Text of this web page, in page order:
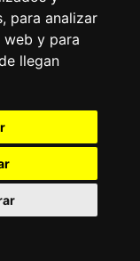
para analizar
y para
llegan